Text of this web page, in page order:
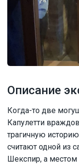
Описание
Когда-то две
Капулетти
трагичную
считают одной из
Шекспир, а местом